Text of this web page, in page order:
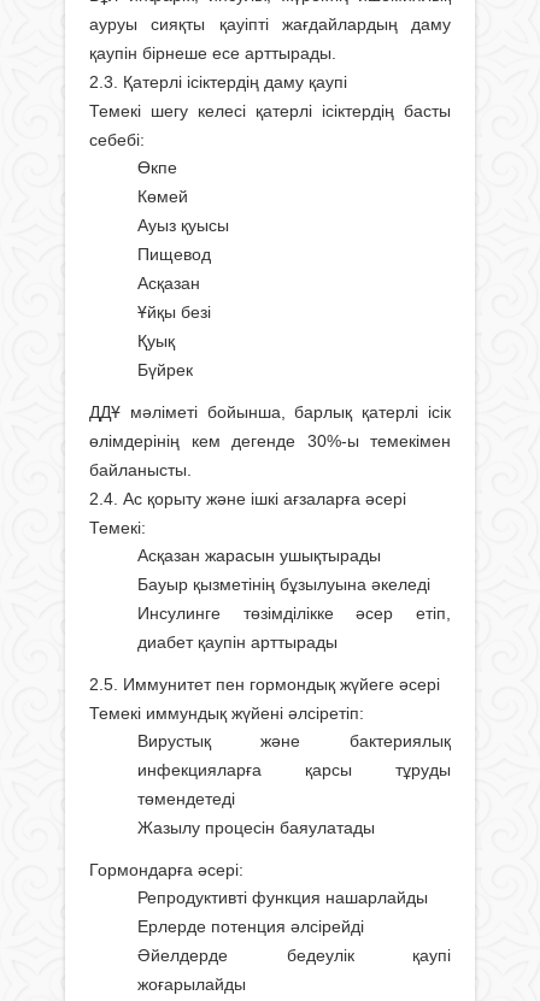
ауруы сияқты қауіпті жағдайлардың даму
қаупін бірнеше есе арттырады.
2.3. Қатерлі ісіктердің даму қаупі
Темекі шегу келесі қатерлі ісіктердің басты
себебі:
Өкпе
Көмей
Ауыз қуысы
Пищевод
Асқазан
Ұйқы безі
Қуық
Бүйрек
ДДҰ мәліметі бойынша, барлық қатерлі ісік
өлімдерінің кем дегенде 30%-ы темекімен
байланысты.
2.4. Ас қорыту және ішкі ағзаларға әсері
Темекі:
Асқазан жарасын ушықтырады
Бауыр қызметінің бұзылуына әкеледі
Инсулинге төзімділікке әсер етіп,
диабет қаупін арттырады
2.5. Иммунитет пен гормондық жүйеге әсері
Темекі иммундық жүйені әлсіретіп:
Вирустық және бактериялық
инфекцияларға қарсы тұруды
төмендетеді
Жазылу процесін баяулатады
Гормондарға әсері:
Репродуктивті функция нашарлайды
Ерлерде потенция әлсірейді
Әйелдерде бедеулік қаупі
жоғарылайды